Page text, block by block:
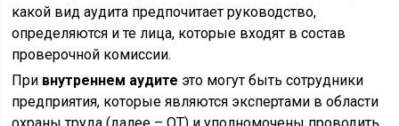
какой вид аудита предпочитает руководство,
определяются и те лица, которые входят в состав
проверочной комиссии.
При внутреннем аудите это могут быть сотрудники
предприятия, которые являются экспертами в области